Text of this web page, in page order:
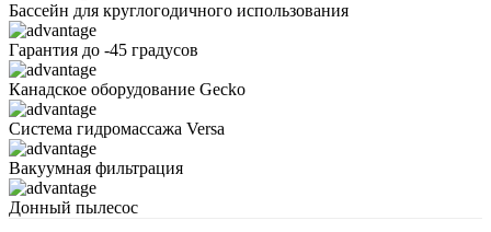
Бассейн для круглогодичного использования
Гарантия до -45 градусов
Канадское оборудование Gecko
Система гидромассажа Versa
Вакуумная фильтрация
Донный пылесос